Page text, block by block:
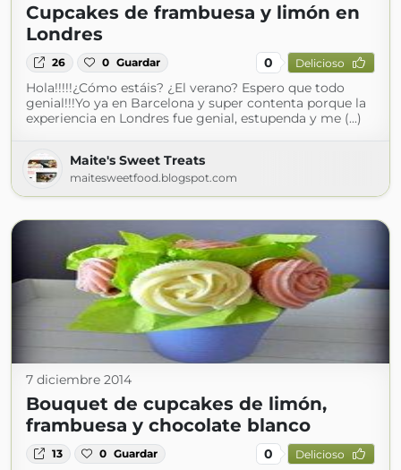
Cupcakes de frambuesa y limón en
Londres
26 0 Guardar 0 Delicioso
Hola!!!!!¿Cómo estáis? ¿El verano? Espero que todo
genial!!!Yo ya en Barcelona y super contenta porque la
experiencia en Londres fue genial, estupenda y me (...)
Maite's Sweet Treats
maitesweetfood.blogspot.com
7 diciembre 2014
Bouquet de cupcakes de limón,
frambuesa y chocolate blanco
13 0 Guardar 0 Delicioso